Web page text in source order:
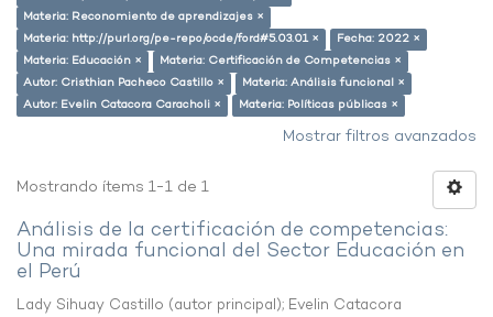
Materia: Reconomiento de aprendizajes ×
Materia: http://purl.org/pe-repo/ocde/ford#5.03.01 ×
Fecha: 2022 ×
Materia: Educación ×
Materia: Certificación de Competencias ×
Autor: Cristhian Pacheco Castillo ×
Materia: Análisis funcional ×
Autor: Evelin Catacora Caracholi ×
Materia: Políticas públicas ×
Mostrar filtros avanzados
Mostrando ítems 1-1 de 1
Análisis de la certificación de competencias:
Una mirada funcional del Sector Educación en
el Perú
Lady Sihuay Castillo (autor principal); Evelin Catacora